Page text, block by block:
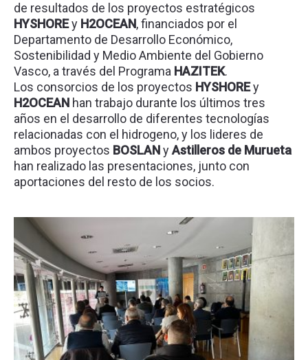
de resultados de los proyectos estratégicos
HYSHOREy H2OCEAN, financiados por el
Departamento de Desarrollo Económico,
Sostenibilidad y Medio Ambiente del Gobierno
Vasco, a través del Programa HAZITEK.
Los consorcios de los proyectos HYSHOREy
H2OCEAN han trabajo durante los últimos tres
años en el desarrollo de diferentes tecnologías
relacionadas con el hidrogeno, y los lideres de
ambos proyectos BOSLANyAstilleros de Murueta
han realizado las presentaciones, junto con
aportaciones del resto de los socios.